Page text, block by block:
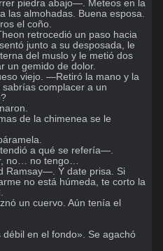
piedra abajo—. Meteos en la
las almohadas. Buena esposa.
el coño.
retrocedió un paso hacia
junto a su desposada, le
del muslo y le metió dos
un gemido de dolor.
viejo. —Retiró la mano y la
complacer a un
de la chimenea se le
a qué se refería—.
no… no tengo…
Y date prisa. Si
no está húmeda, te corto la
un cuervo. Aún tenía el
en el fondo». Se agachó